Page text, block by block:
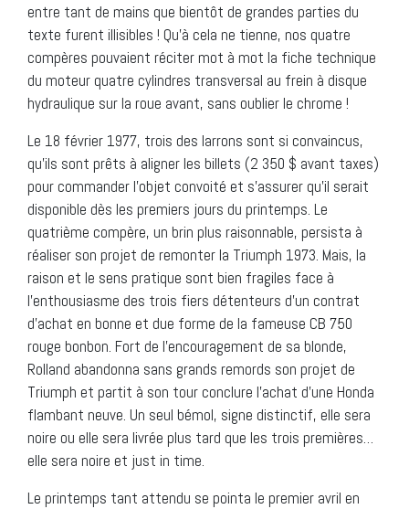
entre tant de mains que bientôt de grandes parties du
texte furent illisibles ! Qu’à cela ne tienne, nos quatre
compères pouvaient réciter mot à mot la fiche technique
du moteur quatre cylindres transversal au frein à disque
hydraulique sur la roue avant, sans oublier le chrome !
Le 18 février 1977, trois des larrons sont si convaincus,
qu’ils sont prêts à aligner les billets (2 350 $ avant taxes)
pour commander l’objet convoité et s’assurer qu’il serait
disponible dès les premiers jours du printemps. Le
quatrième compère, un brin plus raisonnable, persista à
réaliser son projet de remonter la Triumph 1973. Mais, la
raison et le sens pratique sont bien fragiles face à
l’enthousiasme des trois fiers détenteurs d’un contrat
d’achat en bonne et due forme de la fameuse CB 750
rouge bonbon. Fort de l’encouragement de sa blonde,
Rolland abandonna sans grands remords son projet de
Triumph et partit à son tour conclure l’achat d’une Honda
flambant neuve. Un seul bémol, signe distinctif, elle sera
noire ou elle sera livrée plus tard que les trois premières…
elle sera noire et just in time.
Le printemps tant attendu se pointa le premier avril en